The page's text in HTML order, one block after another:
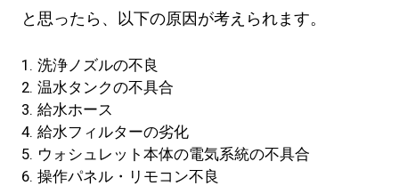
と思ったら、以下の原因が考えられます。
洗浄ノズルの不良
温水タンクの不具合
給水ホース
給水フィルターの劣化
ウォシュレット本体の電気系統の不具合
操作パネル・リモコン不良